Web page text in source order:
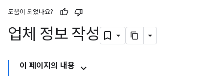
도움이 되었나요?
업체 정보 작성
이 페이지의 내용